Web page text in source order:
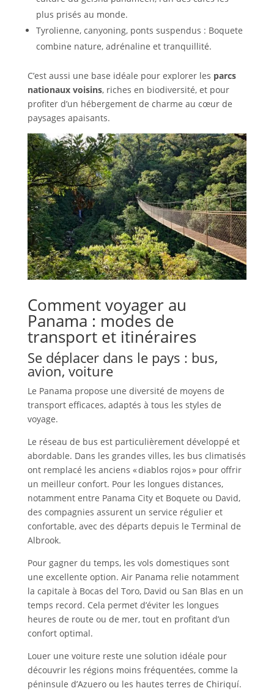
plus prisés au monde.
Tyrolienne, canyoning, ponts suspendus : Boquete
combine nature, adrénaline et tranquillité.
C’est aussi une base idéale pour explorer les parcs
nationaux voisins, riches en biodiversité, et pour
profiter d’un hébergement de charme au cœur de
paysages apaisants.
Comment voyager au
Panama : modes de
transport et itinéraires
Se déplacer dans le pays : bus,
avion, voiture
Le Panama propose une diversité de moyens de
transport efficaces, adaptés à tous les styles de
voyage.
Le réseau de bus est particulièrement développé et
abordable. Dans les grandes villes, les bus climatisés
ont remplacé les anciens « diablos rojos » pour offrir
un meilleur confort. Pour les longues distances,
notamment entre Panama City et Boquete ou David,
des compagnies assurent un service régulier et
confortable, avec des départs depuis le Terminal de
Albrook.
Pour gagner du temps, les vols domestiques sont
une excellente option. Air Panama relie notamment
la capitale à Bocas del Toro, David ou San Blas en un
temps record. Cela permet d’éviter les longues
heures de route ou de mer, tout en profitant d’un
confort optimal.
Louer une voiture reste une solution idéale pour
découvrir les régions moins fréquentées, comme la
péninsule d’Azuero ou les hautes terres de Chiriquí.